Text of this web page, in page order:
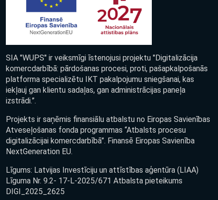
SIA "WUPS" ir veiksmīgi īstenojusi projektu "Digitalizācija
komercdarbībā: pārdošanas procesi, proti, pašapkalpošanās
platforma specializētu IKT pakalpojumu sniegšanai, kas
iekļauj gan klientu sadaļas, gan administrācijas paneļa
izstrādi.”.
Projekts ir saņēmis finansiālu atbalstu no Eiropas Savienības
Atveseļošanas fonda programmas “Atbalsts procesu
digitalizācijai komercdarbībā”. Finansē Eiropas Savienība
NextGeneration EU.
Līgums: Latvijas Investīciju un attīstības aģentūra (LIAA)
Līguma Nr. 9.2- 17-L-2025/671 Atbalsta pieteikums
DIGI_2025_2625